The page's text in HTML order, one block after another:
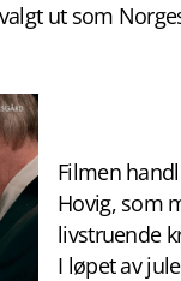
ut som
Filmen
Hovig, som
livstruende
I løpet av